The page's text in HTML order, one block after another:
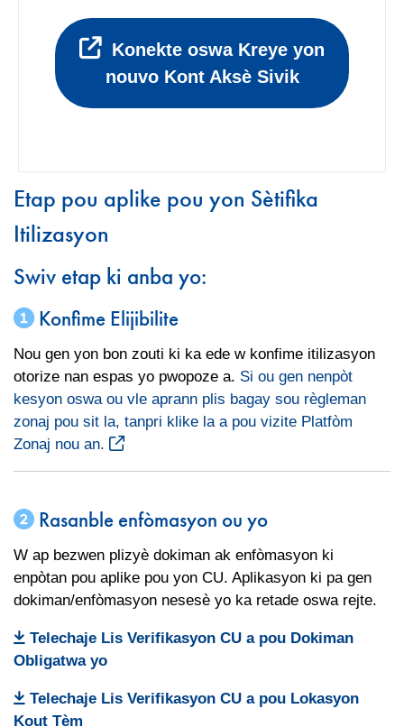
Konekte oswa Kreye yon
nouvo Kont Aksè Sivik
Etap pou aplike pou yon Sètifika
Itilizasyon
Swiv etap ki anba yo:
Konfime Elijibilite
Nou gen yon bon zouti ki ka ede w konfime itilizasyon
otorize nan espas yo pwopoze a. Si ou gen nenpòt
kesyon oswa ou vle aprann plis bagay sou règleman
zonaj pou sit la, tanpri klike la a pou vizite Platfòm
Zonaj nou an.
Rasanble enfòmasyon ou yo
W ap bezwen plizyè dokiman ak enfòmasyon ki
enpòtan pou aplike pou yon CU. Aplikasyon ki pa gen
dokiman/enfòmasyon nesesè yo ka retade oswa rejte.
Telechaje Lis Verifikasyon CU a pou Dokiman
Obligatwa yo
Telechaje Lis Verifikasyon CU a pou Lokasyon
Kout Tèm